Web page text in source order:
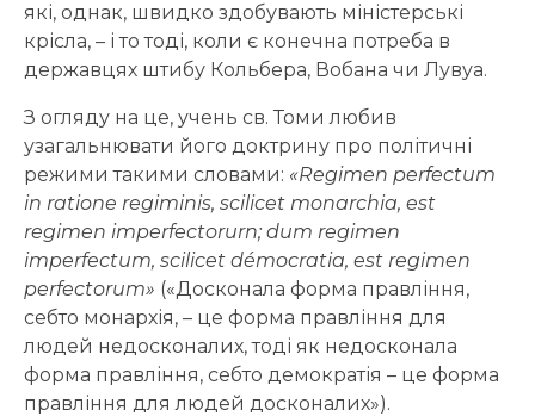
які, однак, швидко здобувають міністерські
крісла, – і то тоді, коли є конечна потреба в
державцях штибу Кольбера, Вобана чи Лувуа.
З огляду на це, учень св. Томи любив
узагальнювати його доктрину про політичні
режими такими словами: «Regimen perfectum
in ratione regiminis, scilicet monarchia, est
regimen imperfectorurn; dum regimen
imperfectum, scilicet démocratia, est regimen
perfectorum» («Досконала форма правління,
себто монархія, – це форма правління для
людей недосконалих, тоді як недосконала
форма правління, себто демократія – це форма
правління для людей досконалих»).